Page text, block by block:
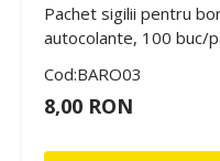
Pachet sigilii pentru
autocolante, 100 buc/
Cod:BARO03
8,00 RON